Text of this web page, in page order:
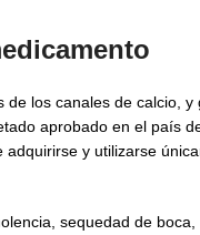
los canales de calcio,
aprobado en el país
y utilizarse
sequedad de